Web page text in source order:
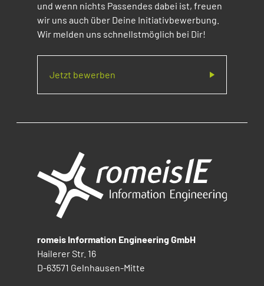
und wenn nichts Passendes dabei ist, freuen
wir uns auch über Deine Initiativbewerbung.
Wir melden uns schnellstmöglich bei Dir!
Jetzt bewerben
romeis Information Engineering GmbH
Hailerer Str. 16
D-63571 Gelnhausen-Mitte